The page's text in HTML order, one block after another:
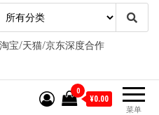
邮,9.9元包邮,九
网
宝/天猫/京东深度合作
菜单
0
¥0.00